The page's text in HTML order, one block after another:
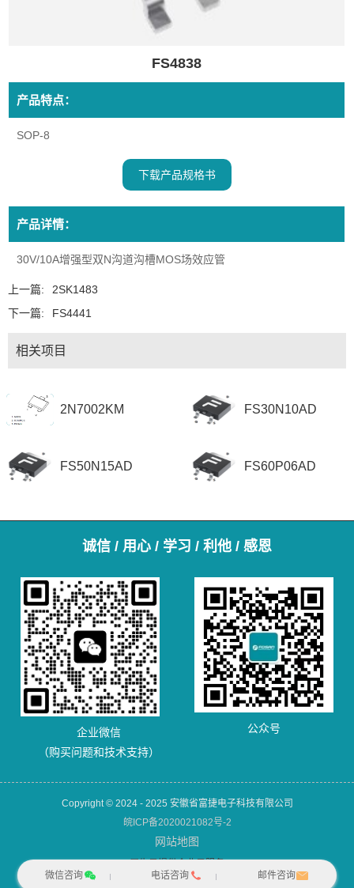
FS4838
产品特点：
SOP-8
下载产品规格书
产品详情：
30V/10A增强型双N沟道沟槽MOS场效应管
上一篇:
2SK1483
下一篇:
FS4441
相关项目
2N7002KM FS30N10AD
FS50N15AD FS60P06AD
诚信 / 用心 / 学习 / 利他 / 感恩
企业微信
（购买问题和技术支持）
公众号
Copyright © 2024 - 2025 安徽省富捷电子科技有限公司
皖ICP备2020021082号-2
网站地图
犀牛云提供企业云服务
微信咨询
电话咨询 邮件咨询